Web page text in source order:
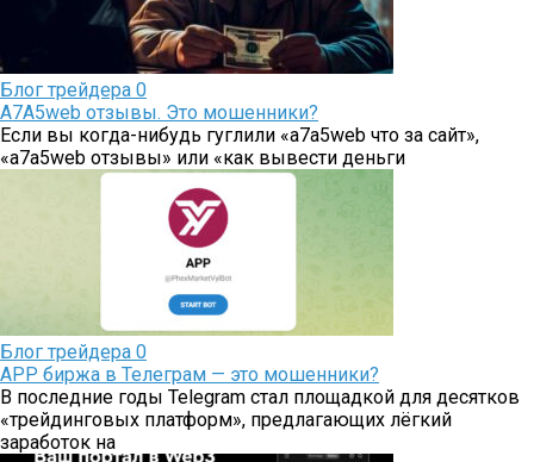
Блог трейдера 0
A7A5web отзывы. Это мошенники?
Если вы когда-нибудь гуглили «a7a5web что за сайт»,
«a7a5web отзывы» или «как вывести деньги
Блог трейдера 0
APP биржа в Телеграм — это мошенники?
В последние годы Telegram стал площадкой для десятков
«трейдинговых платформ», предлагающих лёгкий
заработок на